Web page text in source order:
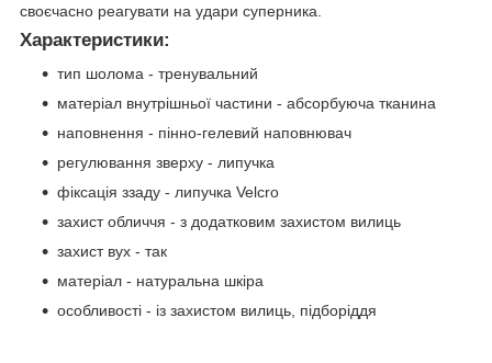
своєчасно реагувати на удари суперника.
Характеристики:
тип шолома - тренувальний
матеріал внутрішньої частини - абсорбуюча тканина
наповнення - пінно-гелевий наповнювач
регулювання зверху - липучка
фіксація ззаду - липучка Velcro
захист обличчя - з додатковим захистом вилиць
захист вух - так
матеріал - натуральна шкіра
особливості - із захистом вилиць, підборіддя